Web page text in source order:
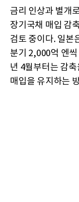
금리 인상과 별개
장기국채 매입 감
검토 중이다. 일본
분기 2,000억 엔
년 4월부터는 감
매입을 유지하는